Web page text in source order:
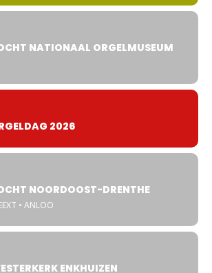
NATIONAAL ORGELMUSEUM
2026
NOORDOOST-DRENTHE
• ANLOO
ENKHUIZEN